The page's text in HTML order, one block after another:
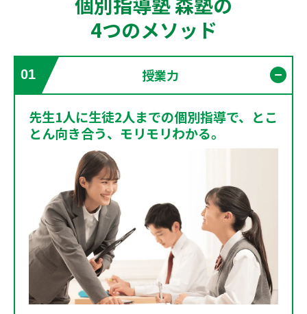
4つのメソッド
01 授業力
先生1人に生徒2人までの個別指導で、とこ
とん向き合う、モリモリわかる。